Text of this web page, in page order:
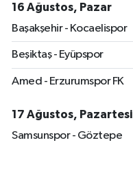
16 Ağustos, Pazar
Başakşehir - Kocaelispor
Beşiktaş - Eyüpspor
Amed - Erzurumspor FK
17 Ağustos, Pazartesi
Samsunspor - Göztepe